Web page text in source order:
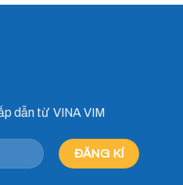
dẫn từ VINA VIM